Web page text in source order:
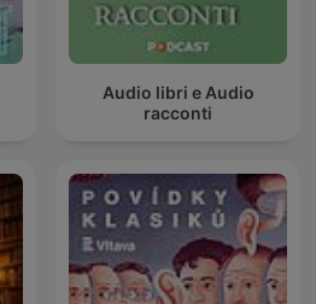
Audio libri e Audio
racconti